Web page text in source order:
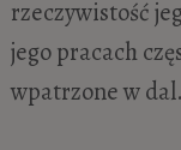
rzeczywistość
jego pracach
wpatrzone w dal.